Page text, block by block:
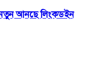
আনছে লিংকডইন